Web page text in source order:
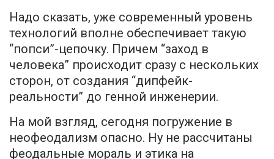
Надо сказать, уже современный уровень
технологий вполне обеспечивает такую
“попси”-цепочку. Причем “заход в
человека” происходит сразу с нескольких
сторон, от создания “дипфейк-
реальности” до генной инженерии.
На мой взгляд, сегодня погружение в
неофеодализм опасно. Ну не рассчитаны
феодальные мораль и этика на